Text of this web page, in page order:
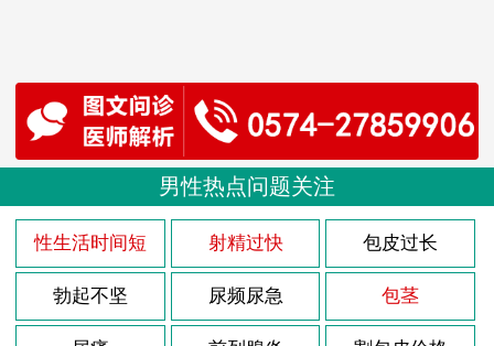
男性热点问题关注
性生活时间短 射精过快 包皮过长
勃起不坚 尿频尿急 包茎